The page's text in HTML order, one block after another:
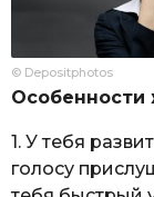
© Depositphotos
1. У тебя
голосу